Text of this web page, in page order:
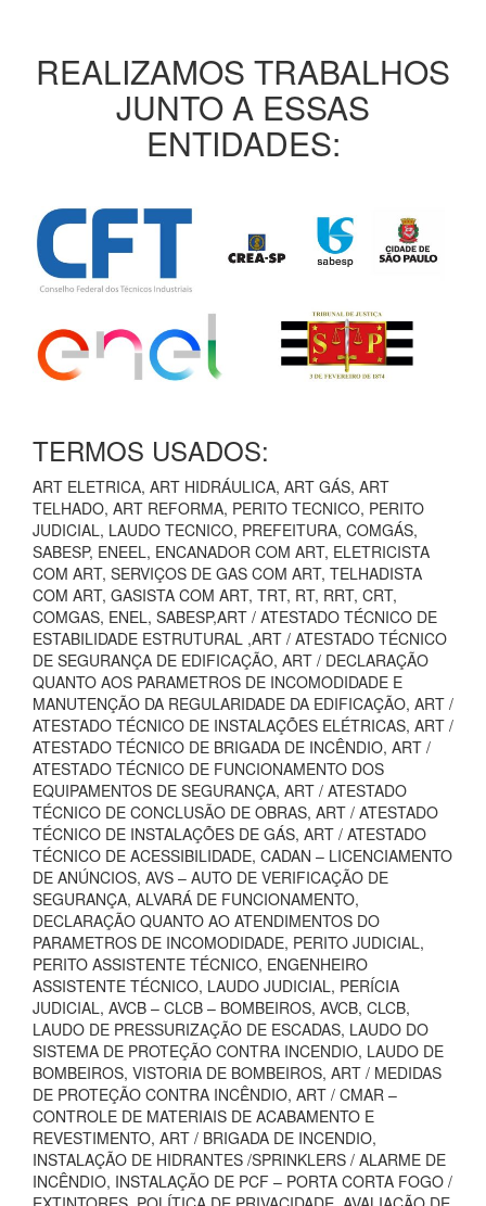
REALIZAMOS TRABALHOS
JUNTO A ESSAS
ENTIDADES:
TERMOS USADOS:
ART ELETRICA, ART HIDRÁULICA, ART GÁS, ART
TELHADO, ART REFORMA, PERITO TECNICO, PERITO
JUDICIAL, LAUDO TECNICO, PREFEITURA, COMGÁS,
SABESP, ENEEL, ENCANADOR COM ART, ELETRICISTA
COM ART, SERVIÇOS DE GAS COM ART, TELHADISTA
COM ART, GASISTA COM ART, TRT, RT, RRT, CRT,
COMGAS, ENEL, SABESP,ART / ATESTADO TÉCNICO DE
ESTABILIDADE ESTRUTURAL ,ART / ATESTADO TÉCNICO
DE SEGURANÇA DE EDIFICAÇÃO, ART / DECLARAÇÃO
QUANTO AOS PARAMETROS DE INCOMODIDADE E
MANUTENÇÃO DA REGULARIDADE DA EDIFICAÇÃO, ART /
ATESTADO TÉCNICO DE INSTALAÇÕES ELÉTRICAS, ART /
ATESTADO TÉCNICO DE BRIGADA DE INCÊNDIO, ART /
ATESTADO TÉCNICO DE FUNCIONAMENTO DOS
EQUIPAMENTOS DE SEGURANÇA, ART / ATESTADO
TÉCNICO DE CONCLUSÃO DE OBRAS, ART / ATESTADO
TÉCNICO DE INSTALAÇÕES DE GÁS, ART / ATESTADO
TÉCNICO DE ACESSIBILIDADE, CADAN – LICENCIAMENTO
DE ANÚNCIOS, AVS – AUTO DE VERIFICAÇÃO DE
SEGURANÇA, ALVARÁ DE FUNCIONAMENTO,
DECLARAÇÃO QUANTO AO ATENDIMENTOS DO
PARAMETROS DE INCOMODIDADE, PERITO JUDICIAL,
PERITO ASSISTENTE TÉCNICO, ENGENHEIRO
ASSISTENTE TÉCNICO, LAUDO JUDICIAL, PERÍCIA
JUDICIAL, AVCB – CLCB – BOMBEIROS, AVCB, CLCB,
LAUDO DE PRESSURIZAÇÃO DE ESCADAS, LAUDO DO
SISTEMA DE PROTEÇÃO CONTRA INCENDIO, LAUDO DE
BOMBEIROS, VISTORIA DE BOMBEIROS, ART / MEDIDAS
DE PROTEÇÃO CONTRA INCÊNDIO, ART / CMAR –
CONTROLE DE MATERIAIS DE ACABAMENTO E
REVESTIMENTO, ART / BRIGADA DE INCENDIO,
INSTALAÇÃO DE HIDRANTES /SPRINKLERS / ALARME DE
INCÊNDIO, INSTALAÇÃO DE PCF – PORTA CORTA FOGO /